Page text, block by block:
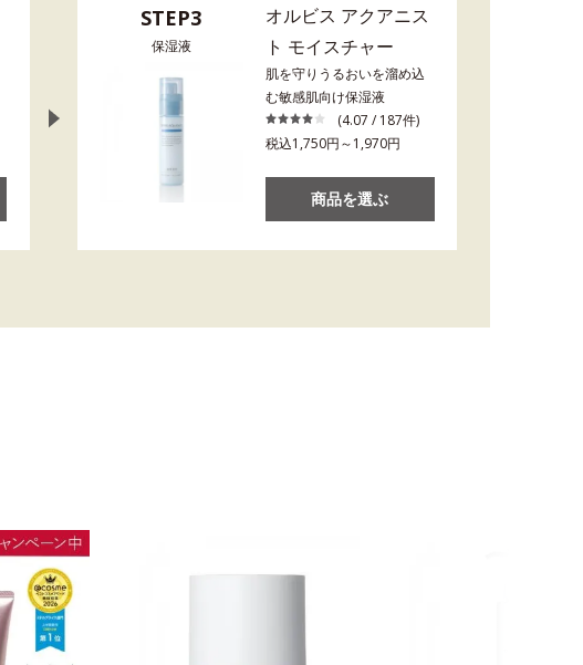
STEP3
保湿液
オルビス アクアニス
ト モイスチャー
肌を守りうるおいを溜め込
む敏感肌向け保湿液
(4.07 / 187件)
税込1,750円～1,970円
商品を選ぶ